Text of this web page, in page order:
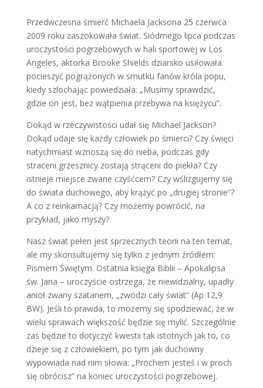
Przedwczesna śmierć Michaela Jacksona 25 czerwca
2009 roku zaszokowała świat. Siódmego lipca podczas
uroczystości pogrzebowych w hali sportowej w Los
Angeles, aktorka Brooke Shields dziarsko usiłowała
pocieszyć pogrążonych w smutku fanów króla popu,
kiedy szlochając powiedziała: „Musimy sprawdzić,
gdzie on jest, bez wątpienia przebywa na księżycu”.
Dokąd w rzeczywistości udał się Michael Jackson?
Dokąd udaje się każdy człowiek po śmierci? Czy święci
natychmiast wznoszą się do nieba, podczas gdy
straceni grzesznicy zostają strąceni do piekła? Czy
istnieje miejsce zwane czyśćcem? Czy wślizgujemy się
do świata duchowego, aby krążyć po „drugiej stronie”?
A co z reinkarnacją? Czy możemy powrócić, na
przykład, jako myszy?
Nasz świat pełen jest sprzecznych teorii na ten temat,
ale my skonsultujemy się tylko z jednym źródłem:
Pismem Świętym. Ostatnia księga Biblii – Apokalipsa
św. Jana – uroczyście ostrzega, że niewidzialny, upadły
anioł zwany szatanem, „zwodzi cały świat” (Ap 12,9
BW). Jeśli to prawda, to możemy się spodziewać, że w
wielu sprawach większość będzie się mylić. Szczególnie
zaś będzie to dotyczyć kwestii tak istotnych jak to, co
dzieje się z człowiekiem, po tym jak duchowny
wypowiada nad nim słowa: „Prochem jesteś i w proch
się obrócisz” na koniec uroczystości pogrzebowej.